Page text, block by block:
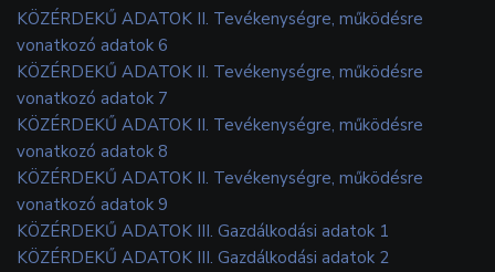
KÖZÉRDEKŰ ADATOK II. Tevékenységre, működésre
vonatkozó adatok 6
KÖZÉRDEKŰ ADATOK II. Tevékenységre, működésre
vonatkozó adatok 7
KÖZÉRDEKŰ ADATOK II. Tevékenységre, működésre
vonatkozó adatok 8
KÖZÉRDEKŰ ADATOK II. Tevékenységre, működésre
vonatkozó adatok 9
KÖZÉRDEKŰ ADATOK III. Gazdálkodási adatok 1
KÖZÉRDEKŰ ADATOK III. Gazdálkodási adatok 2